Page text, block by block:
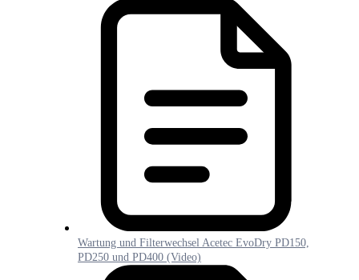
Wartung und Filterwechsel Acetec EvoDry PD150,
PD250 und PD400 (Video)